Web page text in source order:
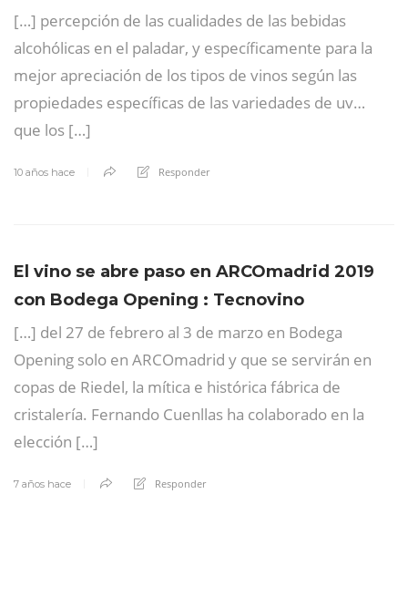
[…] percepción de las cualidades de las bebidas
alcohólicas en el paladar, y específicamente para la
mejor apreciación de los tipos de vinos según las
propiedades específicas de las variedades de uv…
que los […]
10 años hace Responder
El vino se abre paso en ARCOmadrid 2019
con Bodega Opening : Tecnovino
[…] del 27 de febrero al 3 de marzo en Bodega
Opening solo en ARCOmadrid y que se servirán en
copas de Riedel, la mítica e histórica fábrica de
cristalería. Fernando Cuenllas ha colaborado en la
elección […]
7 años hace Responder